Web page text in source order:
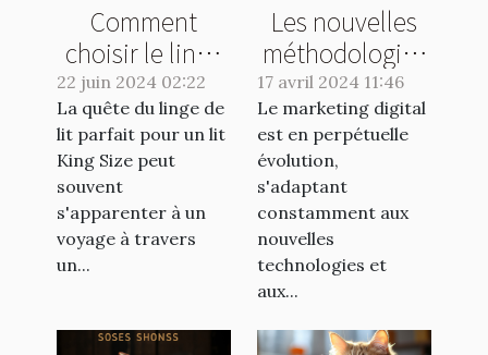
Comment
choisir le linge
de lit idéal pour
un lit King Size
22 juin 2024 02:22
La quête du linge de
lit parfait pour un lit
King Size peut
souvent
s'apparenter à un
voyage à travers
un...
Les nouvelles
méthodologies
en marketing
digital pour
2023
17 avril 2024 11:46
Le marketing digital
est en perpétuelle
évolution,
s'adaptant
constamment aux
nouvelles
technologies et
aux...